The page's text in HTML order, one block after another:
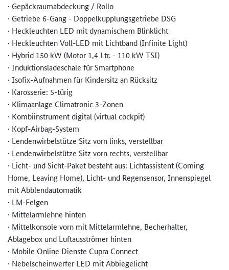
· Gepäckraumabdeckung / Rollo
· Getriebe 6-Gang - Doppelkupplungsgetriebe DSG
· Heckleuchten LED mit dynamischem Blinklicht
· Heckleuchten Voll-LED mit Lichtband (Infinite Light)
· Hybrid 150 kW (Motor 1,4 Ltr. - 110 kW TSI)
· Induktionsladeschale für Smartphone
· Isofix-Aufnahmen für Kindersitz an Rücksitz
· Karosserie: 5-türig
· Klimaanlage Climatronic 3-Zonen
· Kombiinstrument digital (virtual cockpit)
· Kopf-Airbag-System
· Lendenwirbelstütze Sitz vorn links, verstellbar
· Lendenwirbelstütze Sitz vorn rechts, verstellbar
· Licht- und Sicht-Paket besteht aus: Lichtassistent (Coming
Home, Leaving Home), Licht- und Regensensor, Innenspiegel
mit Abblendautomatik
· LM-Felgen
· Mittelarmlehne hinten
· Mittelkonsole vorn mit Mittelarmlehne, Becherhalter,
Ablagebox und Luftausströmer hinten
· Mobile Online Dienste Cupra Connect
· Nebelscheinwerfer LED mit Abbiegelicht